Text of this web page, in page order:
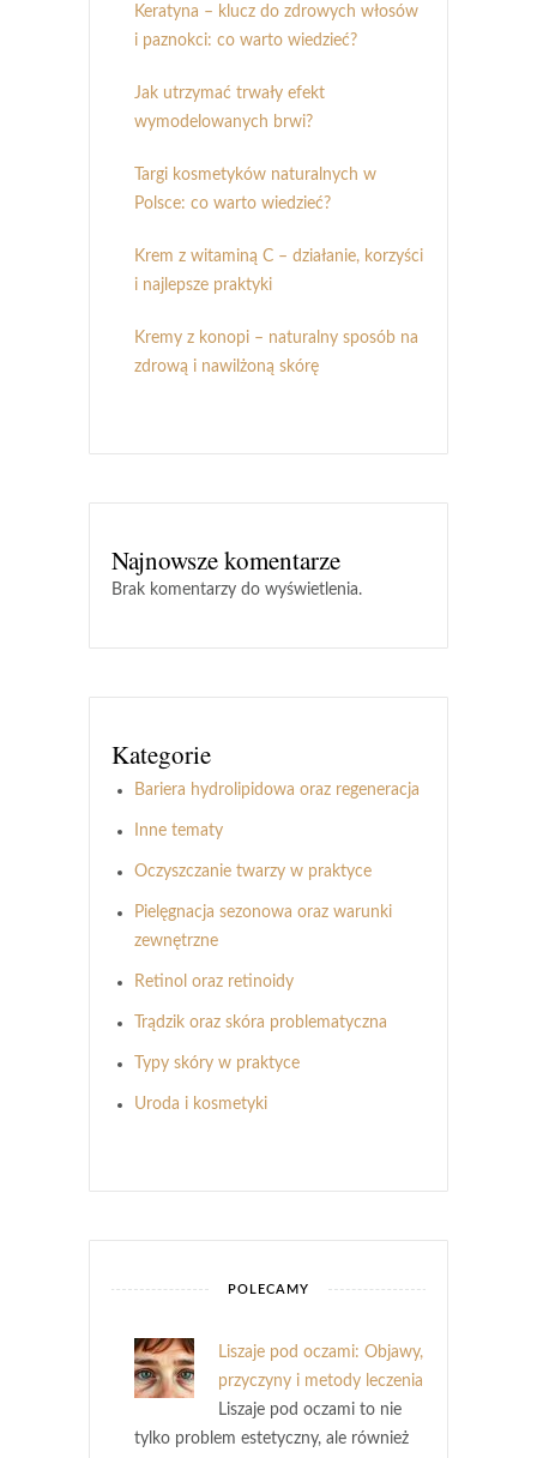
Keratyna – klucz do zdrowych włosów
i paznokci: co warto wiedzieć?
Jak utrzymać trwały efekt
wymodelowanych brwi?
Targi kosmetyków naturalnych w
Polsce: co warto wiedzieć?
Krem z witaminą C – działanie, korzyści
i najlepsze praktyki
Kremy z konopi – naturalny sposób na
zdrową i nawilżoną skórę
Najnowsze komentarze
Brak komentarzy do wyświetlenia.
Kategorie
Bariera hydrolipidowa oraz regeneracja
Inne tematy
Oczyszczanie twarzy w praktyce
Pielęgnacja sezonowa oraz warunki
zewnętrzne
Retinol oraz retinoidy
Trądzik oraz skóra problematyczna
Typy skóry w praktyce
Uroda i kosmetyki
POLECAMY
Liszaje pod oczami: Objawy,
przyczyny i metody leczenia
Liszaje pod oczami to nie
tylko problem estetyczny, ale również